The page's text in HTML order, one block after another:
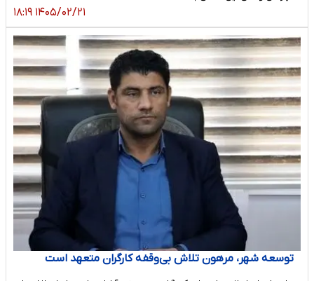
۱۴۰۵/۰۲/۲۱ ۱۸:۱۹
توسعه شهر، مرهون تلاش بی‌وقفه کارگران متعهد است